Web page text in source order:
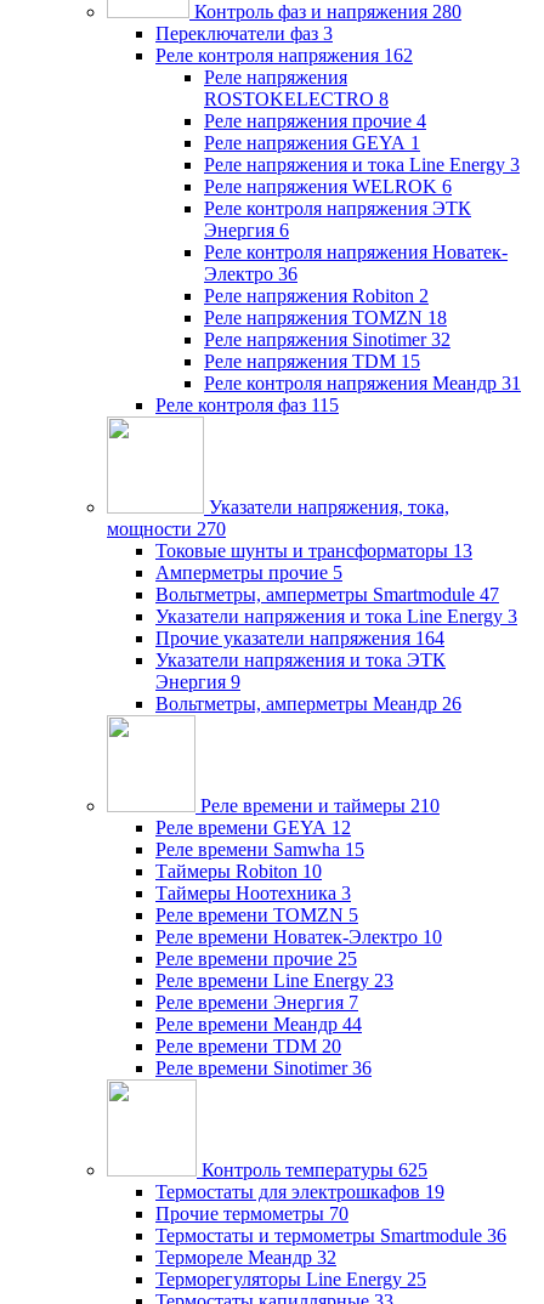
Контроль фаз и напряжения 280
Переключатели фаз 3
Реле контроля напряжения 162
Реле напряжения
ROSTOKELECTRO 8
Реле напряжения прочие 4
Реле напряжения GEYA 1
Реле напряжения и тока Line Energy 3
Реле напряжения WELROK 6
Реле контроля напряжения ЭТК
Энергия 6
Реле контроля напряжения Новатек-
Электро 36
Реле напряжения Robiton 2
Реле напряжения TOMZN 18
Реле напряжения Sinotimer 32
Реле напряжения TDM 15
Реле контроля напряжения Меандр 31
Реле контроля фаз 115
Указатели напряжения, тока,
мощности 270
Токовые шунты и трансформаторы 13
Амперметры прочие 5
Вольтметры, амперметры Smartmodule 47
Указатели напряжения и тока Line Energy 3
Прочие указатели напряжения 164
Указатели напряжения и тока ЭТК
Энергия 9
Вольтметры, амперметры Меандр 26
Реле времени и таймеры 210
Реле времени GEYA 12
Реле времени Samwha 15
Таймеры Robiton 10
Таймеры Ноотехника 3
Реле времени TOMZN 5
Реле времени Новатек-Электро 10
Реле времени прочие 25
Реле времени Line Energy 23
Реле времени Энергия 7
Реле времени Меандр 44
Реле времени TDM 20
Реле времени Sinotimer 36
Контроль температуры 625
Термостаты для электрошкафов 19
Прочие термометры 70
Термостаты и термометры Smartmodule 36
Термореле Меандр 32
Терморегуляторы Line Energy 25